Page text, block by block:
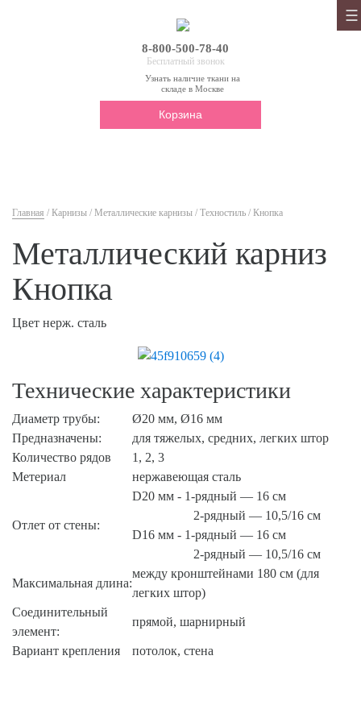
8-800-500-78-40
Бесплатный звонок
Узнать наличие ткани на
складе в Москве
Корзина
Главная / Карнизы / Металлические карнизы / Техностиль / Кнопка
Металлический карниз
Кнопка
Цвет нерж. сталь
Технические характеристики
Диаметр трубы:
Ø20 мм, Ø16 мм
Предназначены:
для тяжелых, средних, легких штор
Количество рядов
1, 2, 3
Метериал
нержавеющая сталь
Отлет от стены:
D20 мм - 1-рядный — 16 см
2-рядный — 10,5/16 см
D16 мм - 1-рядный — 16 см
2-рядный — 10,5/16 см
Максимальная длина:
между кронштейнами 180 см (для
легких штор)
Соединительный
элемент:
прямой, шарнирный
Вариант крепления потолок, стена